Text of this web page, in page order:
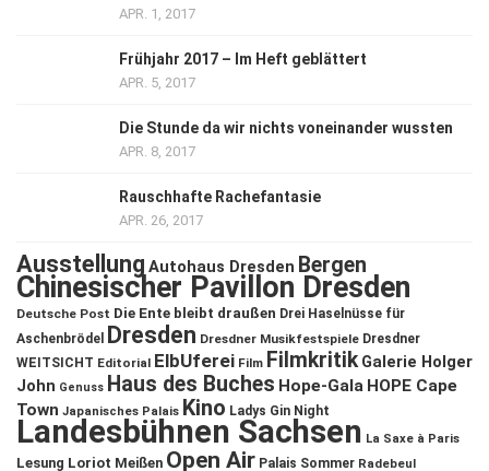
APR. 1, 2017
Frühjahr 2017 – Im Heft geblättert
APR. 5, 2017
Die Stunde da wir nichts voneinander wussten
APR. 8, 2017
Rauschhafte Rachefantasie
APR. 26, 2017
Ausstellung Autohaus Dresden Bergen
Chinesischer Pavillon Dresden
Deutsche Post Die Ente bleibt draußen Drei Haselnüsse für
Aschenbrödel
Dresden Dresdner Musikfestspiele Dresdner
WEITSICHT Editorial ElbUferei Film Filmkritik Galerie Holger
John Genuss Haus des Buches Hope-Gala HOPE Cape
Town Japanisches Palais Kino Ladys Gin Night
Landesbühnen Sachsen La Saxe à Paris
Lesung Loriot Meißen Open Air Palais Sommer Radebeul